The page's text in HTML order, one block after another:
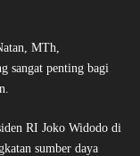
MTh,
sangat penting bagi
RI Joko Widodo di
sumber daya